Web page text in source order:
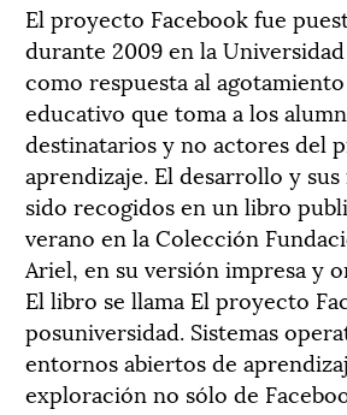
El proyecto Facebook fue
durante 2009 en la
como respuesta al
educativo que toma a los
destinatarios y no actores del
aprendizaje. El desarrollo y
sido recogidos en un libro
verano en la Colección
Ariel, en su versión impresa y
El libro se llama El proyecto
posuniversidad. Sistemas
entornos abiertos de
exploración no sólo de